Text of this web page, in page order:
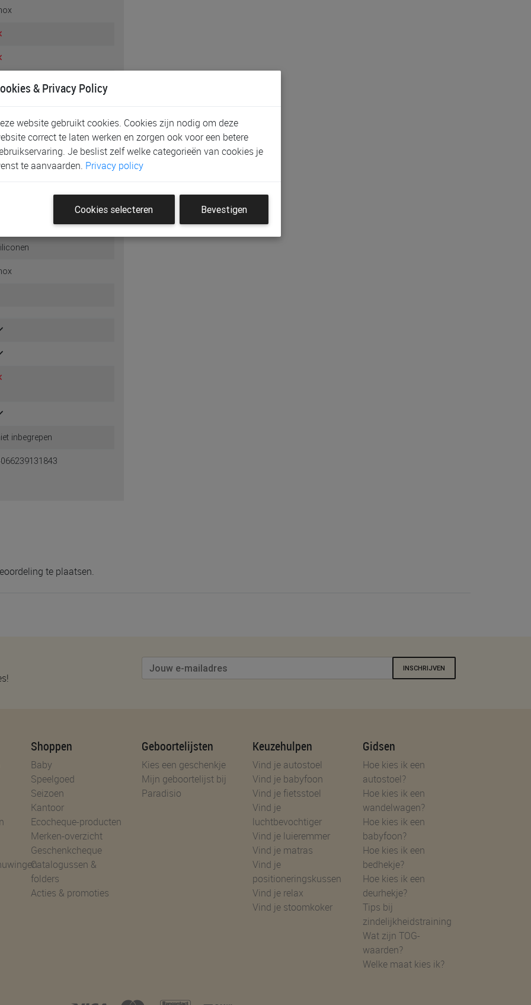
inbegrepen
te plaatsen.
INSCHRIJVEN
Shoppen
Baby
Speelgoed
Seizoen
Kantoor
Ecocheque-producten
Merken-overzicht
Geschenkcheque
Catalogussen &
folders
Acties & promoties
Geboortelijsten
Kies een geschenkje
Mijn geboortelijst bij
Paradisio
Keuzehulpen
Vind je autostoel
Vind je babyfoon
Vind je fietsstoel
Vind je
luchtbevochtiger
Vind je luieremmer
Vind je matras
Vind je
positioneringskussen
Vind je relax
Vind je stoomkoker
Gidsen
Hoe kies ik een
autostoel?
Hoe kies ik een
wandelwagen?
Hoe kies ik een
babyfoon?
Hoe kies ik een
bedhekje?
Hoe kies ik een
deurhekje?
Tips bij
zindelijkheidstraining
Wat zijn TOG-
waarden?
Welke maat kies ik?
& Privacy Policy
website gebruikt cookies. Cookies zijn nodig om deze
correct te laten werken en zorgen ook voor een betere
Je beslist zelf welke categorieën van cookies je
te aanvaarden. Privacy policy
Cookies selecteren Bevestigen